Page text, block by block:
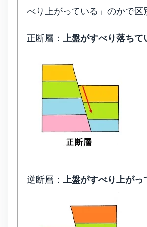
べり上がっている」のかで区
正断層： 上盤がすべり落ちて
逆断層： 上盤がすべり上がっ